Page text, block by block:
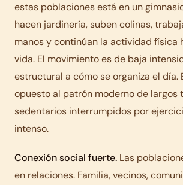
estas poblaciones está en un
hacen jardinería, suben colinas,
manos y continúan la actividad física
vida. El movimiento es de baja
estructural a cómo se organiza el día.
opuesto al patrón moderno de largos
sedentarios interrumpidos por
intenso.
Conexión social fuerte. Las
en relaciones. Familia, vecinos,